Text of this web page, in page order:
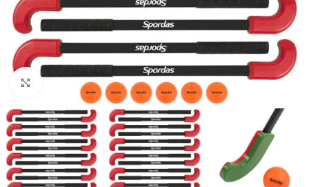
Suurendamiseks klõpsake